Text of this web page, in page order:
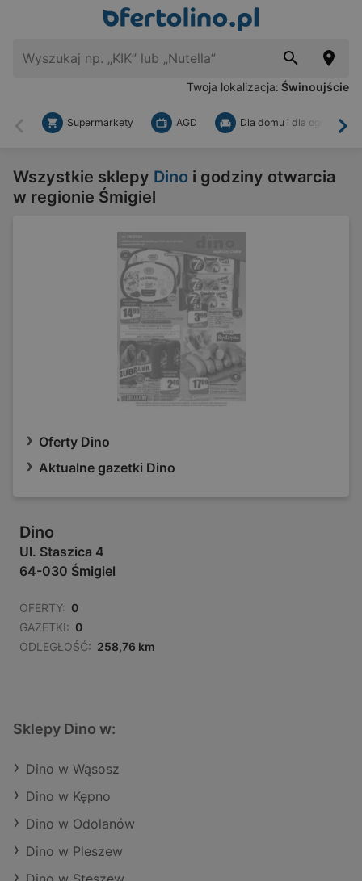
Twoja lokalizacja: Świnoujście
Wstecz
Supermarkety AGD Dla domu i dla ogrodu
Wszystkie sklepy Dino i godziny otwarcia
w regionie Śmigiel
Oferty Dino
Aktualne gazetki Dino
Dino
Ul. Staszica 4
64-030 Śmigiel
OFERTY: 0
GAZETKI: 0
ODLEGŁOŚĆ: 258,76 km
Sklepy Dino w:
Dino w Wąsosz
Dino w Kępno
Dino w Odolanów
Dino w Pleszew